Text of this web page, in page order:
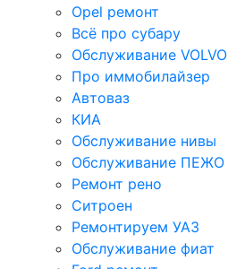
Opel ремонт
Всё про субару
Обслуживание VOLVO
Про иммобилайзер
Автоваз
КИА
Обслуживание нивы
Обслуживание ПЕЖО
Ремонт рено
Ситроен
Ремонтируем УАЗ
Обслуживание фиат